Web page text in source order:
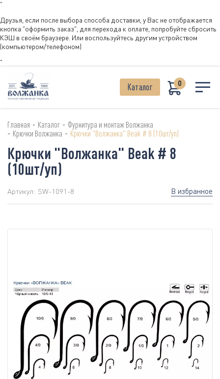
"
Друзья, если после выбора способа доставки, у Вас не отображается
кнопка "оформить заказ", для перехода к оплате, попробуйте сбросить
КЭШ в своём браузере. Или воспользуйтесь другим устройством
(компьютером/телефоном)
"
Каталог 0
Главная - Каталог - Фурнитура и монтаж Волжанка
- Крючки Волжанка - Крючки "Волжанка" Beak # 8 (10шт/уп)
Крючки "Волжанка" Beak # 8
(10шт/уп)
Артикул: SW-1091-8 В избранное